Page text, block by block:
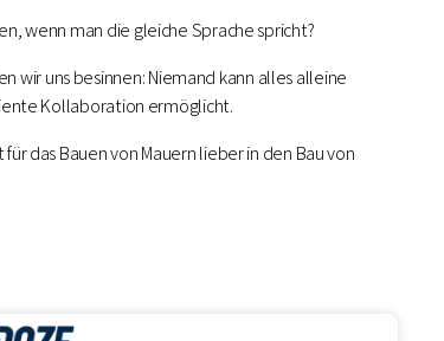
wenn man die gleiche Sprache spricht?
wir uns besinnen: Niemand kann alles alleine
Kollaboration ermöglicht.
das Bauen von Mauern lieber in den Bau von